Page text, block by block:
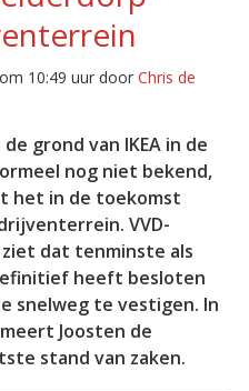
10:49 uur door Chris de
grond van IKEA in de
nog niet bekend,
het in de toekomst
VVD-
dat tenminste als
heeft besloten
snelweg te vestigen. In
Joosten de
stand van zaken.